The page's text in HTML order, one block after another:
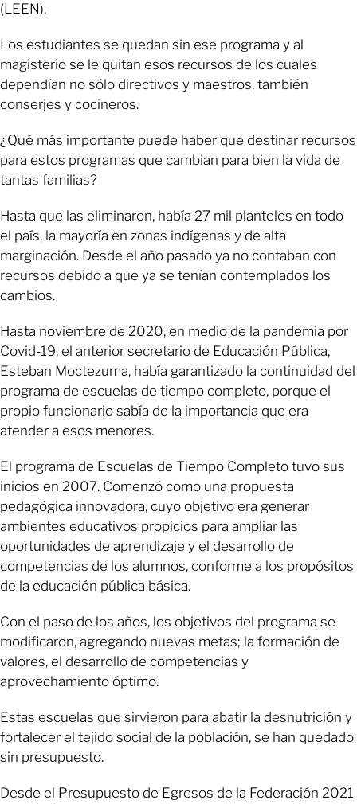
(LEEN).
Los estudiantes se quedan sin ese programa y al
magisterio se le quitan esos recursos de los cuales
dependían no sólo directivos y maestros, también
conserjes y cocineros.
¿Qué más importante puede haber que destinar recursos
para estos programas que cambian para bien la vida de
tantas familias?
Hasta que las eliminaron, había 27 mil planteles en todo
el país, la mayoría en zonas indígenas y de alta
marginación. Desde el año pasado ya no contaban con
recursos debido a que ya se tenían contemplados los
cambios.
Hasta noviembre de 2020, en medio de la pandemia por
Covid-19, el anterior secretario de Educación Pública,
Esteban Moctezuma, había garantizado la continuidad del
programa de escuelas de tiempo completo, porque el
propio funcionario sabía de la importancia que era
atender a esos menores.
El programa de Escuelas de Tiempo Completo tuvo sus
inicios en 2007. Comenzó como una propuesta
pedagógica innovadora, cuyo objetivo era generar
ambientes educativos propicios para ampliar las
oportunidades de aprendizaje y el desarrollo de
competencias de los alumnos, conforme a los propósitos
de la educación pública básica.
Con el paso de los años, los objetivos del programa se
modificaron, agregando nuevas metas; la formación de
valores, el desarrollo de competencias y
aprovechamiento óptimo.
Estas escuelas que sirvieron para abatir la desnutrición y
fortalecer el tejido social de la población, se han quedado
sin presupuesto.
Desde el Presupuesto de Egresos de la Federación 2021